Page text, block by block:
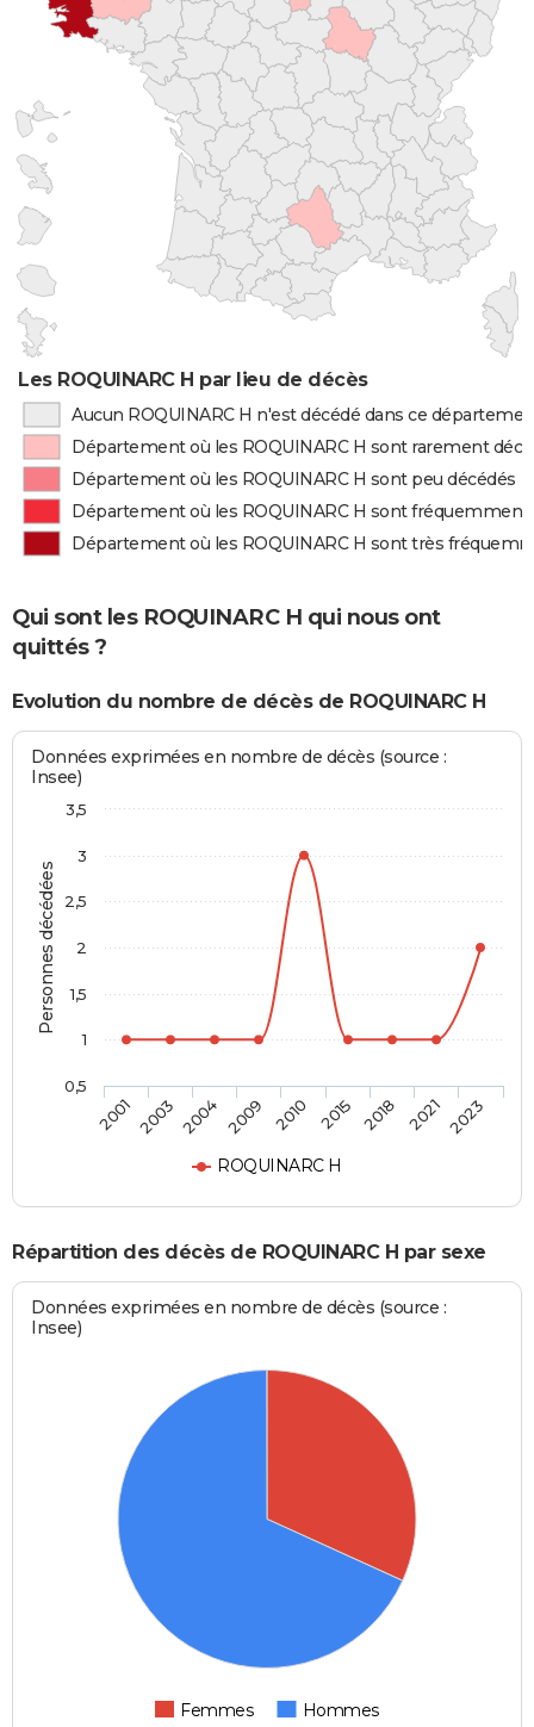
Les ROQUINARC H par lieu de décès
Aucun ROQUINARC H n'est décédé dans ce
Département où les ROQUINARC H sont rarement
Département où les ROQUINARC H sont peu décédés
Département où les ROQUINARC H sont fréquemment
Département où les ROQUINARC H sont très
Qui sont les ROQUINARC H qui nous ont
quittés ?
Evolution du nombre de décès de ROQUINARC H
Personnes décédées
Données exprimées en nombre de décès (source :
Insee)
ROQUINARC H
2001 2003 2004 2009 2010 2015 2018 2021 2023
0,5
1
1,5
2
2,5
3
3,5
Répartition des décès de ROQUINARC H par sexe
Données exprimées en nombre de décès (source :
Insee)
Femmes Hommes